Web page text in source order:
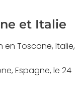
et Italie
Toscane, Italie,
Espagne, le 24